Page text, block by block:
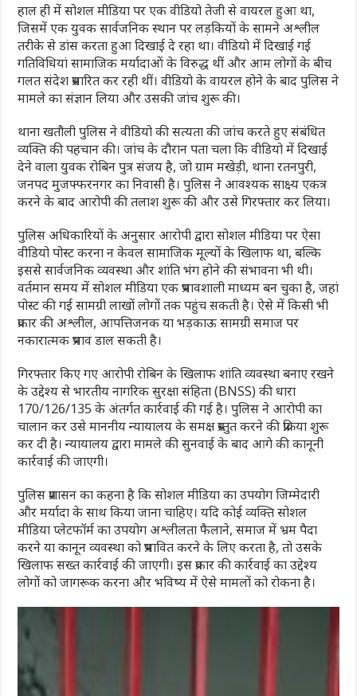
हाल ही में सोशल मीडिया पर एक वीडियो तेजी से वायरल हुआ था,
जिसमें एक युवक सार्वजनिक स्थान पर लड़कियों के सामने अश्लील
तरीके से डांस करता हुआ दिखाई दे रहा था। वीडियो में दिखाई गई
गतिविधियां सामाजिक मर्यादाओं के विरुद्ध थीं और आम लोगों के बीच
गलत संदेश प्रसारित कर रही थीं। वीडियो के वायरल होने के बाद पुलिस ने
मामले का संज्ञान लिया और उसकी जांच शुरू की।
थाना खतौली पुलिस ने वीडियो की सत्यता की जांच करते हुए संबंधित
व्यक्ति की पहचान की। जांच के दौरान पता चला कि वीडियो में दिखाई
देने वाला युवक रोबिन पुत्र संजय है, जो ग्राम मखेड़ी, थाना रतनपुरी,
जनपद मुजफ्फरनगर का निवासी है। पुलिस ने आवश्यक साक्ष्य एकत्र
करने के बाद आरोपी की तलाश शुरू की और उसे गिरफ्तार कर लिया।
पुलिस अधिकारियों के अनुसार आरोपी द्वारा सोशल मीडिया पर ऐसा
वीडियो पोस्ट करना न केवल सामाजिक मूल्यों के खिलाफ था, बल्कि
इससे सार्वजनिक व्यवस्था और शांति भंग होने की संभावना भी थी।
वर्तमान समय में सोशल मीडिया एक प्रभावशाली माध्यम बन चुका है, जहां
पोस्ट की गई सामग्री लाखों लोगों तक पहुंच सकती है। ऐसे में किसी भी
प्रकार की अश्लील, आपत्तिजनक या भड़काऊ सामग्री समाज पर
नकारात्मक प्रभाव डाल सकती है।
गिरफ्तार किए गए आरोपी रोबिन के खिलाफ शांति व्यवस्था बनाए रखने
के उद्देश्य से भारतीय नागरिक सुरक्षा संहिता (BNSS) की धारा
170/126/135 के अंतर्गत कार्रवाई की गई है। पुलिस ने आरोपी का
चालान कर उसे माननीय न्यायालय के समक्ष प्रस्तुत करने की प्रक्रिया शुरू
कर दी है। न्यायालय द्वारा मामले की सुनवाई के बाद आगे की कानूनी
कार्रवाई की जाएगी।
पुलिस प्रशासन का कहना है कि सोशल मीडिया का उपयोग जिम्मेदारी
और मर्यादा के साथ किया जाना चाहिए। यदि कोई व्यक्ति सोशल
मीडिया प्लेटफॉर्म का उपयोग अश्लीलता फैलाने, समाज में भ्रम पैदा
करने या कानून व्यवस्था को प्रभावित करने के लिए करता है, तो उसके
खिलाफ सख्त कार्रवाई की जाएगी। इस प्रकार की कार्रवाई का उद्देश्य
लोगों को जागरूक करना और भविष्य में ऐसे मामलों को रोकना है।